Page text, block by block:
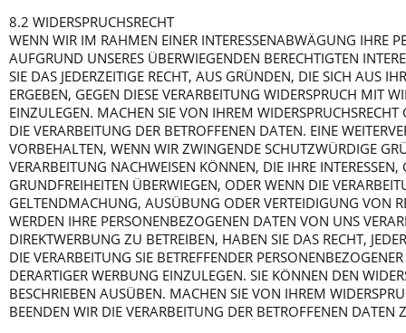
8.2 WIDERSPRUCHSRECHT
WENN WIR IM RAHMEN EINER INTERESSENABWÄGUNG IHRE
AUFGRUND UNSERES ÜBERWIEGENDEN BERECHTIGTEN
SIE DAS JEDERZEITIGE RECHT, AUS GRÜNDEN, DIE SICH AUS
ERGEBEN, GEGEN DIESE VERARBEITUNG WIDERSPRUCH MIT
EINZULEGEN. MACHEN SIE VON IHREM
DIE VERARBEITUNG DER BETROFFENEN DATEN. EINE
VORBEHALTEN, WENN WIR ZWINGENDE SCHUTZWÜRDIGE
VERARBEITUNG NACHWEISEN KÖNNEN, DIE IHRE
GRUNDFREIHEITEN ÜBERWIEGEN, ODER WENN DIE
GELTENDMACHUNG, AUSÜBUNG ODER VERTEIDIGUNG VON
WERDEN IHRE PERSONENBEZOGENEN DATEN VON UNS
DIREKTWERBUNG ZU BETREIBEN, HABEN SIE DAS RECHT,
DIE VERARBEITUNG SIE BETREFFENDER
DERARTIGER WERBUNG EINZULEGEN. SIE KÖNNEN DEN
BESCHRIEBEN AUSÜBEN. MACHEN SIE VON IHREM
BEENDEN WIR DIE VERARBEITUNG DER BETROFFENEN DATEN